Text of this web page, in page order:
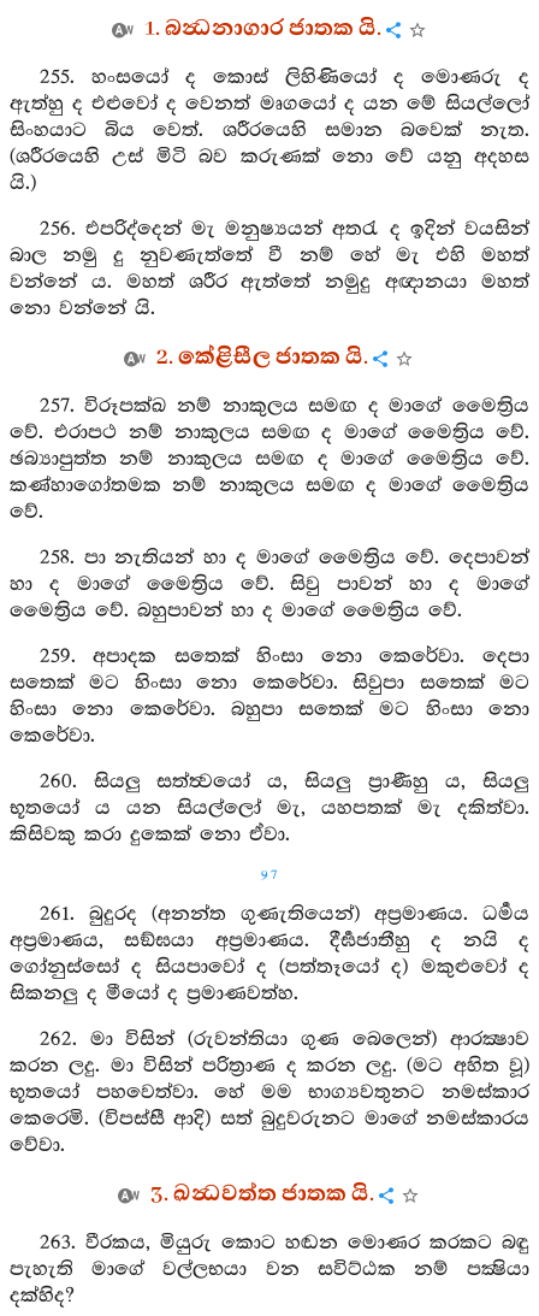
1. බන්‍ධනාගාර ජාතක යි.
255. හංසයෝ ද කොස් ලිහිණියෝ ද මොණරු ද
ඇත්හු ද එළුවෝ ද වෙනත් මෘගයෝ ද යන මේ සියල්ලෝ
සිංහයාට බිය වෙත්. ශරීරයෙහි සමාන බවෙක් නැත.
(ශරීරයෙහි උස් මිටි බව කරුණක් නො වේ යනු අදහස
යි.)
256. එපරිද්දෙන් මැ මනුෂ්‍යයන් අතරැ ද ඉදින් වයසින්
බාල නමු දු නුවණැත්තේ වී නම් හේ මැ එහි මහත්
වන්නේ ය. මහත් ශරීර ඇත්තේ නමුදු අඥානයා මහත්
නො වන්නේ යි.
2. කේළිසීල ජාතක යි.
257. විරූපක්ඛ නම් නාකුලය සමඟ ද මාගේ මෛත්‍රිය
වේ. එරාපථ නම් නාකුලය සමඟ ද මාගේ මෛත්‍රිය වේ.
ඡබ්‍යාපුත්ත නම් නාකුලය සමඟ ද මාගේ මෛත්‍රිය වේ.
කණ්හාගෝතමක නම් නාකුලය සමඟ ද මාගේ මෛත්‍රිය
වේ.
258. පා නැතියන් හා ද මාගේ මෛත්‍රිය වේ. දෙපාවන්
හා ද මාගේ මෛත්‍රිය වේ. සිවු පාවන් හා ද මාගේ
මෛත්‍රිය වේ. බහුපාවන් හා ද මාගේ මෛත්‍රිය වේ.
259. අපාදක සතෙක් හිංසා නො කෙරේවා. දෙපා
සතෙක් මට හිංසා නො කෙරේවා. සිවුපා සතෙක් මට
හිංසා නො කෙරේවා. බහුපා සතෙක් මට හිංසා නො
කෙරේවා.
260. සියලු සත්ත්‍වයෝ ය, සියලු ප්‍රාණීහු ය, සියලු
භූතයෝ ය යන සියල්ලෝ මැ, යහපතක් මැ දකිත්වා.
කිසිවකු කරා දුකෙක් නො ඒවා.
97
261. බුදුරද (අනන්ත ගුණැතියෙන්) අප්‍රමාණය. ධර්‍මය
අප්‍රමාණය, සඞ්ඝයා අප්‍රමාණය. දීර්‍ඝජාතීහු ද නයි ද
ගෝනුස්සෝ ද සියපාවෝ ද (පත්තෑයෝ ද) මකුළුවෝ ද
සිකනලු ද මීයෝ ද ප්‍රමාණවත්හ.
262. මා විසින් (රුවන්තියා ගුණ බෙලෙන්) ආරක්‍ෂාව
කරන ලදු. මා විසින් පරිත්‍රාණ ද කරන ලදු. (මට අහිත වූ)
භූතයෝ පහවෙත්වා. හේ මම භාග්‍යවතුනට නමස්කාර
කෙරෙමි. (විපස්සී ආදි) සත් බුදුවරුනට මාගේ නමස්කාරය
වේවා.
3. ඛන්‍ධවත්ත ජාතක යි.
263. වීරකය, මියුරු කොට හඬන මොණර කරකට බඳු
පැහැති මාගේ වල්ලභයා වන සවිට්ඨක නම් පක්‍ෂියා
දක්හිද?